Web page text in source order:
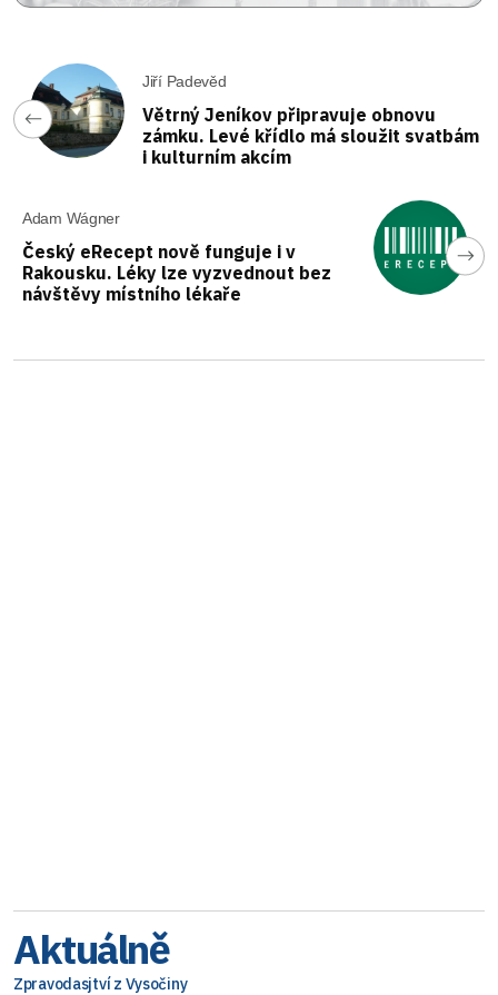
Jiří Padevěd
Větrný Jeníkov připravuje obnovu
zámku. Levé křídlo má sloužit svatbám
i kulturním akcím
Adam Wágner
Český eRecept nově funguje i v
Rakousku. Léky lze vyzvednout bez
návštěvy místního lékaře
Aktuálně
Zpravodasjtví z Vysočiny